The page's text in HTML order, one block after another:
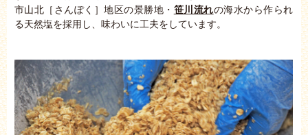
市山北［さんぽく］地区の景勝地・ 笹川流れの海水から作られ
る天然塩を採用し、味わいに工夫をしています。